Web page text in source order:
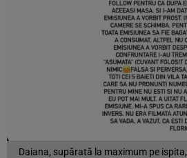
Daiana, supărată la maximum pe